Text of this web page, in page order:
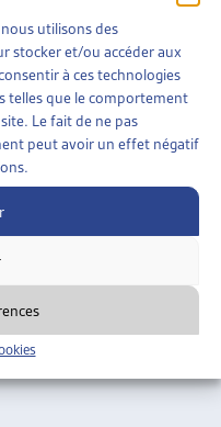
utilisons des
stocker et/ou accéder aux
à ces technologies
telles que le comportement
Le fait de ne pas
peut avoir un effet négatif
EN SUISSE